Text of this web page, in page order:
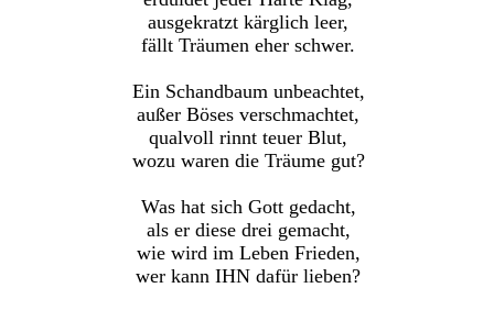
ausgekratzt kärglich leer,
fällt Träumen eher schwer.
Ein Schandbaum unbeachtet,
außer Böses verschmachtet,
qualvoll rinnt teuer Blut,
wozu waren die Träume gut?
Was hat sich Gott gedacht,
als er diese drei gemacht,
wie wird im Leben Frieden,
wer kann IHN dafür lieben?